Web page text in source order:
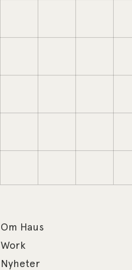
Om Haus
Work
Nyheter